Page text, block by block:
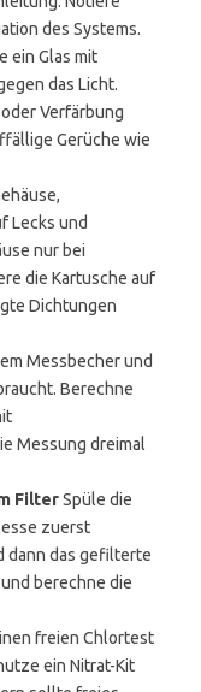
des Systems.
ein Glas mit
das Licht.
Verfärbung
Gerüche wie
Lecks und
nur bei
die Kartusche auf
Dichtungen
Messbecher und
Berechne
Messung dreimal
FilterSpüle die
zuerst
dann das gefilterte
berechne die
freien Chlortest
ein Nitrat-Kit